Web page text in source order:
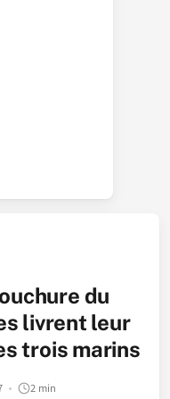
du
livrent leur
trois marins
2 min